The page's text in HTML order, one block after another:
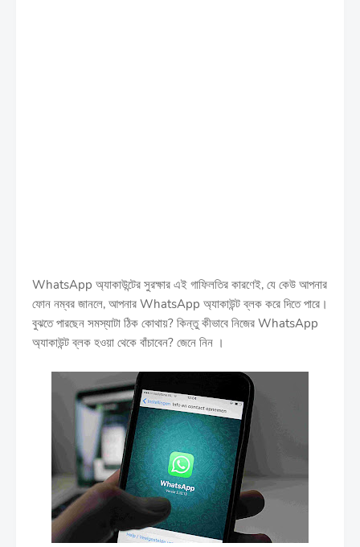
WhatsApp অ্যাকাউন্টের সুরক্ষার এই গাফিলতির কারণেই, যে কেউ আপনার
ফোন নম্বর জানলে, আপনার WhatsApp অ্যাকাউন্ট ব্লক করে দিতে পারে।
বুঝতে পারছেন সমস্যাটা ঠিক কোথায়? কিন্তু কীভাবে নিজের WhatsApp
অ্যাকাউন্ট ব্লক হওয়া থেকে বাঁচাবেন? জেনে নিন ।